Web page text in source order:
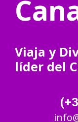
Viaja y
líder del